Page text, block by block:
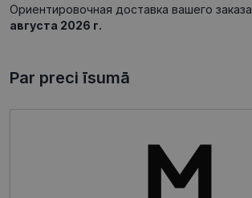
Ориентировочная доставка вашего заказа
августа 2026 г.
Par preci īsumā